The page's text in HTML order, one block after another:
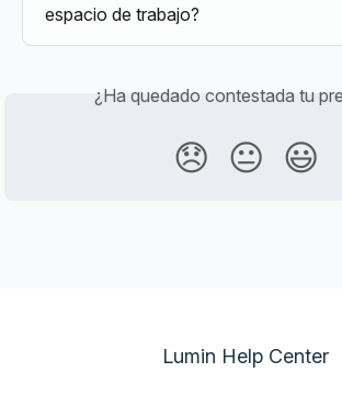
espacio de trabajo?
¿Ha quedado contestada tu
😞 😐 😃
Lumin Help Center